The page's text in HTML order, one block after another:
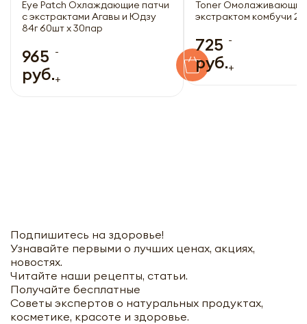
Eye Patch Охлаждающие патчи
с экстрактами Агавы и Юдзу
84г 60шт х 30пар
965
руб.
-
+
Toner Омолаживающий
экстрактом комбучи
725
руб.
-
+
Подпишитесь на здоровье!
Узнавайте первыми о лучших ценах, акциях,
новостях.
Читайте наши рецепты, статьи.
Получайте бесплатные
Советы экспертов о натуральных продуктах,
косметике, красоте и здоровье.